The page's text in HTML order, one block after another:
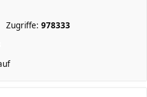
Zugriffe: 978333